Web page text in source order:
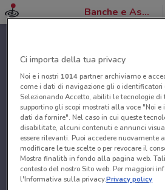
Banche e Assicurazioni
Ci importa della tua privacy
Noi e i nostri 1014partner archiviamo e
come i dati di navigazione gli o identificatori
Selezionando Accetto, abiliti le tecnologie
supportino gli scopi mostrati alla voce "Noi
dati da fornire". Nel caso in cui queste
disabilitate, alcuni contenuti e annunci
essere rilevanti. Puoi accedere nuovamente
modificare le tue scelte o per revocare il
Mostra finalità in fondo alla pagina web.
contesto del nostro Sito web. Per maggiori
l'Informativa sulla privacy.Privacy policy